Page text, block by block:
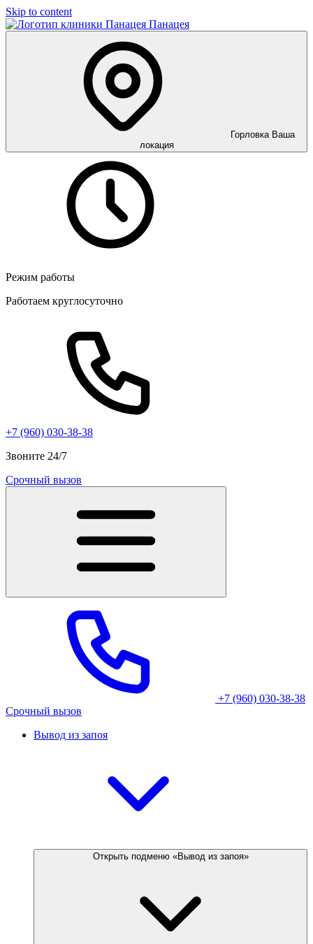
Skip to content
Панацея
Горловка Ваша
локация
Режим работы
Работаем круглосуточно
+7 (960) 030-38-38
Звоните 24/7
Срочный вызов
+7 (960) 030-38-38
Срочный вызов
Вывод из запоя
Открыть подменю «Вывод из запоя»